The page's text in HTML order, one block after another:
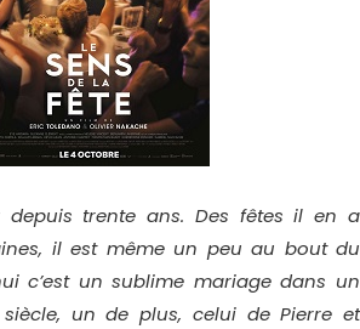
trente ans. Des fêtes il en a
il est même un peu au bout du
c’est un sublime mariage dans un
un de plus, celui de Pierre et